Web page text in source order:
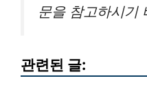
문을 참고하시기
관련된 글: